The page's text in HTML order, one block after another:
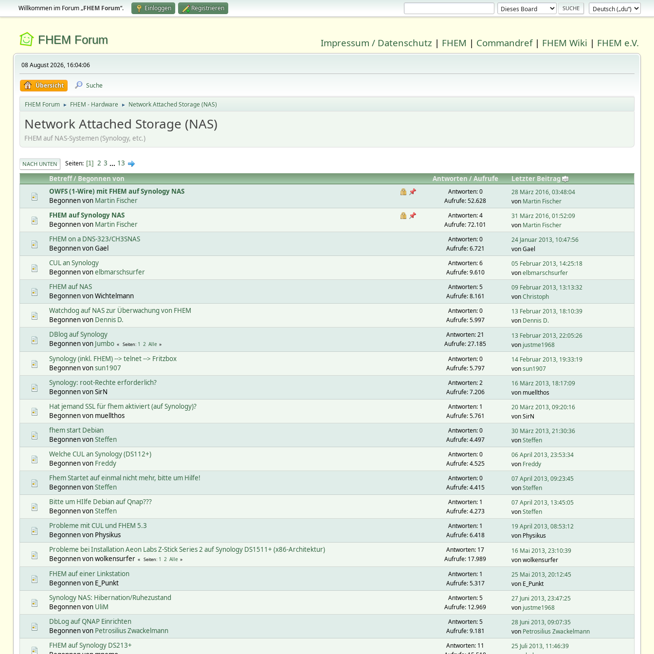
Willkommen im Forum „FHEM Forum“. Einloggen Registrieren
FHEM Forum Impressum / Datenschutz | FHEM | Commandref| FHEM Wiki | FHEM e.V.
08 August 2026, 16:04:06
Übersicht Suche
FHEM Forum ► FHEM - Hardware ► Network Attached Storage (NAS)
Network Attached Storage (NAS)
FHEM auf NAS-Systemen (Synology, etc.)
NACH UNTEN Seiten 1 2 3 ... 13
Betreff/Begonnen von Antworten/Aufrufe
Letzter Beitrag
OWFS (1-Wire) mit FHEM auf Synology NAS
Begonnen von Martin Fischer
Antworten: 0
Aufrufe: 52.628
28 März 2016, 03:48:04
von Martin Fischer
FHEM auf Synology NAS
Begonnen von Martin Fischer
Antworten: 4
Aufrufe: 72.101
31 März 2016, 01:52:09
von Martin Fischer
FHEM on a DNS-323/CH3SNAS
Begonnen von Gael
Antworten: 0
Aufrufe: 6.721
24 Januar 2013, 10:47:56
von Gael
CUL an Synology
Begonnen vonelbmarschsurfer
Antworten: 6
Aufrufe: 9.610
05 Februar 2013, 14:25:18
vonelbmarschsurfer
FHEM auf NAS
Begonnen von Wichtelmann
Antworten: 5
Aufrufe: 8.161
09 Februar 2013, 13:13:32
vonChristoph
Watchdog auf NAS zur Überwachung von FHEM
Begonnen von Dennis D.
Antworten: 0
Aufrufe: 5.997
13 Februar 2013, 18:10:39
von Dennis D.
DBlog auf Synology
Begonnen von Jumbo Seiten 1 2 Alle
Antworten: 21
Aufrufe: 27.185
13 Februar 2013, 22:05:26
von justme1968
Synology (inkl. FHEM) --> telnet --> Fritzbox
Begonnen vonsun1907
Antworten: 0
Aufrufe: 5.797
14 Februar 2013, 19:33:19
vonsun1907
Synology: root-Rechte erforderlich?
Begonnen von SirN
Antworten: 2
Aufrufe: 7.206
16 März 2013, 18:17:09
von muellthos
Hat jemand SSL für fhem aktiviert (auf Synology)?
Begonnen von muellthos
Antworten: 1
Aufrufe: 5.761
20 März 2013, 09:20:16
von SirN
fhem start Debian
Begonnen vonSteffen
Antworten: 0
Aufrufe: 4.497
30 März 2013, 21:30:36
vonSteffen
Welche CUL an Synology (DS112+)
Begonnen von Freddy
Antworten: 0
Aufrufe: 4.525
06 April 2013, 23:53:34
von Freddy
Fhem Startet auf einmal nicht mehr, bitte um Hilfe!
Begonnen vonSteffen
Antworten: 0
Aufrufe: 4.415
07 April 2013, 09:23:45
vonSteffen
Bitte um HIlfe Debian auf Qnap???
Begonnen vonSteffen
Antworten: 1
Aufrufe: 4.273
07 April 2013, 13:45:05
vonSteffen
Probleme mit CUL und FHEM 5.3
Begonnen von Physikus
Antworten: 1
Aufrufe: 6.418
19 April 2013, 08:53:12
von Physikus
Probleme bei Installation Aeon Labs Z-Stick Series 2 auf Synology DS1511+ (x86-Architektur)
Begonnen von wolkensurfer
Seiten 1 2 Alle
Antworten: 17
Aufrufe: 17.989
16 Mai 2013, 23:10:39
von wolkensurfer
FHEM auf einer Linkstation
Begonnen von E_Punkt
Antworten: 1
Aufrufe: 5.317
25 Mai 2013, 20:12:45
von E_Punkt
Synology NAS: Hibernation/Ruhezustand
Begonnen von UliM
Antworten: 5
Aufrufe: 12.969
27 Juni 2013, 23:47:25
von justme1968
DbLog auf QNAP Einrichten
Begonnen von Petrosilius Zwackelmann
Antworten: 5
Aufrufe: 9.181
28 Juni 2013, 09:07:35
von Petrosilius Zwackelmann
FHEM auf Synology DS213+
Antworten: 11
25 Juli 2013, 11:46:39